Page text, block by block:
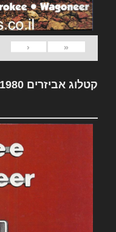
«
‹
קטלוג אביזרים Jeep 1980